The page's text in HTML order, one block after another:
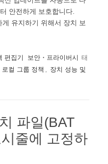
안전하게 보호합니다.
유지하기 위해서 장치 보
편집기 보안・프라이버시 태
로컬 그룹 정책
장치 성능 및
파일(BAT
줄에 고정하